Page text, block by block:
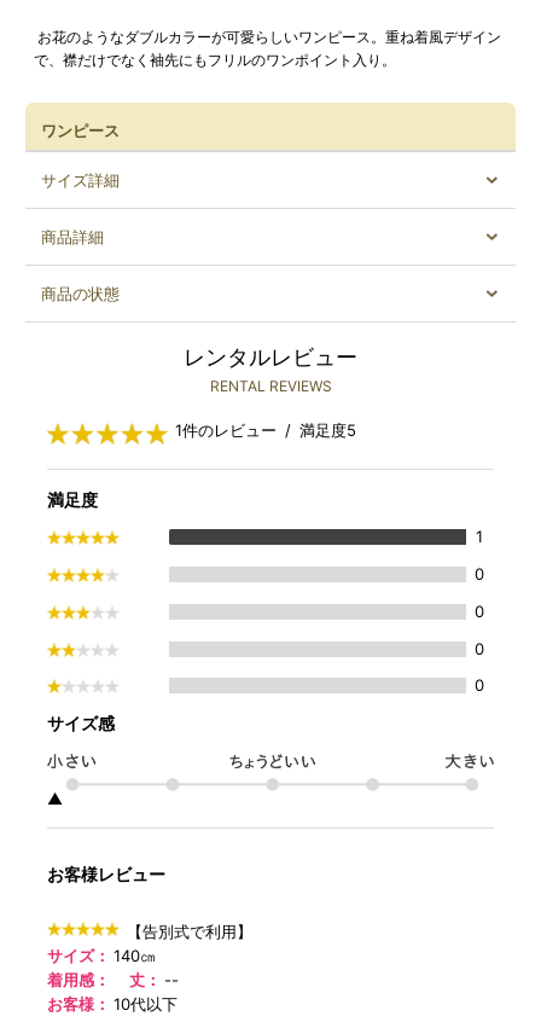
お花のようなダブルカラーが可愛らしいワンピース。重ね着風デザイン
で、襟だけでなく袖先にもフリルのワンポイント入り。
ワンピース
サイズ詳細
商品詳細
商品の状態
レンタルレビュー
RENTAL REVIEWS
1件のレビュー / 満足度5
満足度
1
0
0
0
0
サイズ感
▲
お客様レビュー
【告別式で利用】
サイズ：140㎝
着用感：
丈： --
お客様：10代以下